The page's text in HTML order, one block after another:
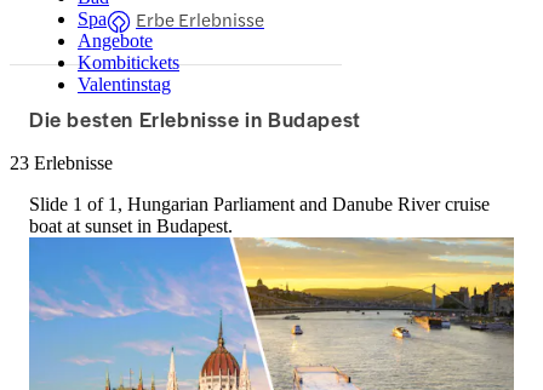
Spa
Angebote
Kombitickets
Valentinstag
Erbe Erlebnisse
Die besten Erlebnisse in Budapest
23 Erlebnisse
Slide 1 of 1, Hungarian Parliament and Danube River cruise
boat at sunset in Budapest.